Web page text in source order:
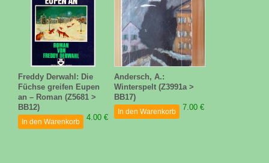
Freddy Derwahl: Die
Füchse greifen Eupen
an – Roman (Z5681 >
BB12)
4.00 €
In den Warenkorb
Andersch, A.:
Winterspelt (Z3991a >
BB17)
7.00 €
In den Warenkorb